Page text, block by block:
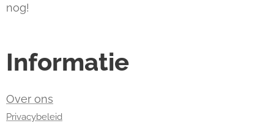
nog!
Informatie
Over ons
Privacybeleid